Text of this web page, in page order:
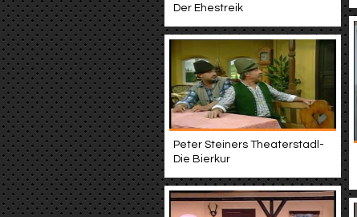
Der Ehestreik
Peter Steiners Theaterstadl-
Die Bierkur